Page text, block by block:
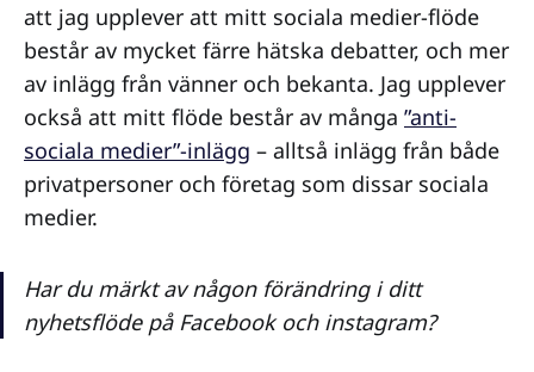
att jag upplever att mitt sociala medier-flöde
består av mycket färre hätska debatter, och mer
av inlägg från vänner och bekanta. Jag upplever
också att mitt flöde består av många ”anti-
sociala medier”-inlägg – alltså inlägg från både
privatpersoner och företag som dissar sociala
medier.
Har du märkt av någon förändring i ditt
nyhetsflöde på Facebook och instagram?